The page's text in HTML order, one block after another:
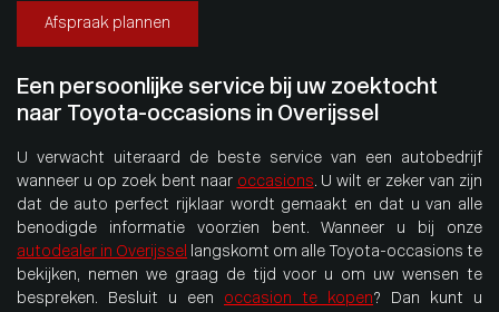
Afspraak plannen
Een persoonlijke service bij uw zoektocht
naar Toyota-occasions in Overijssel
U verwacht uiteraard de beste service van een autobedrijf
wanneer u op zoek bent naar occasions. U wilt er zeker van zijn
dat de auto perfect rijklaar wordt gemaakt en dat u van alle
benodigde informatie voorzien bent. Wanneer u bij onze
autodealer in Overijssel
langskomt om alle Toyota-occasions te
bekijken, nemen we graag de tijd voor u om uw wensen te
bespreken. Besluit u een occasion te kopen? Dan kunt u